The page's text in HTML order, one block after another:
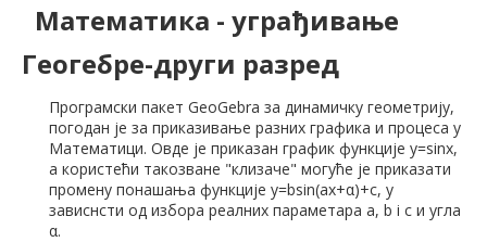
Математика - уграђивање
Геогебре-други разред
Програмски пакет GeoGebra за динамичку геометрију,
погодан је за приказивање разних графика и процеса у
Математици. Овде је приказан график функције y=sinx,
а користећи такозване "клизаче" могуће је приказати
промену понашања функције y=bsin(ax+α)+c, у
зависнсти од избора реалних параметара a, b i c и угла
α.